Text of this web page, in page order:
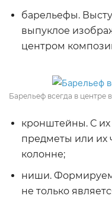
барельефы.
выпуклое
центром
Барельеф всегда в центре
кронштейны. С
предметы или их
колонне;
ниши.
не только